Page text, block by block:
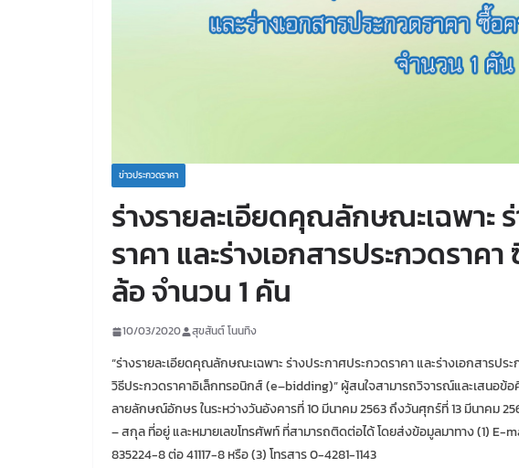
ข่าวประกวดราคา
ร่างรายละเอียดคุณลักษณะเฉพาะ
ราคา และร่างเอกสารประกวดรา
ล้อ จำนวน 1 คัน
10/03/2020 สุขสันต์ โนนทิง
“ร่างรายละเอียดคุณลักษณะเฉพาะ ร่างประกาศประกวดราคา และร่างเอกสารป
วิธีประกวดราคาอิเล็กทรอนิกส์ (e–bidding)” ผู้สนใจสามารถวิจารณ์และเสนอข้
ลายลักษณ์อักษร ในระหว่างวันอังคารที่ 10 มีนาคม 2563 ถึงวันศุกร์ที่ 13 มีนาคม
– สกุล ที่อยู่ และหมายเลขโทรศัพท์ ที่สามารถติดต่อได้ โดยส่งข้อมูลมาทาง (1) E-
835224-8 ต่อ 41117-8 หรือ (3) โทรสาร 0-4281-1143